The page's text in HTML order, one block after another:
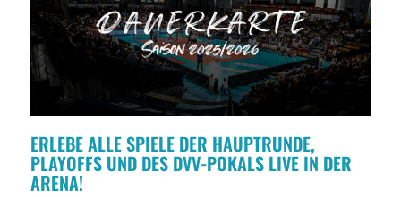
ERLEBE ALLE SPIELE DER HAUPTRUNDE,
PLAYOFFS UND DES DVV-POKALS LIVE IN DER
ARENA!